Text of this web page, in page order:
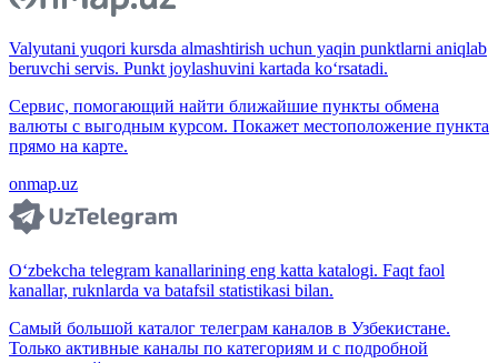
Valyutani yuqori kursda almashtirish uchun yaqin punktlarni aniqlab
beruvchi servis. Punkt joylashuvini kartada ko‘rsatadi.
Сервис, помогающий найти ближайшие пункты обмена
валюты с выгодным курсом. Покажет местоположение пункта
прямо на карте.
onmap.uz
O‘zbekcha telegram kanallarining eng katta katalogi. Faqt faol
kanallar, ruknlarda va batafsil statistikasi bilan.
Самый большой каталог телеграм каналов в Узбекистане.
Только активные каналы по категориям и с подробной